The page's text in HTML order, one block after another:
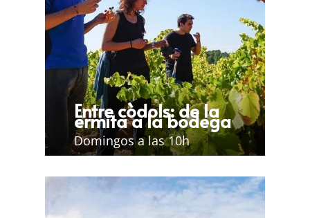
Entre còdols: de la
ermita a la bodega
Domingos a las 10h